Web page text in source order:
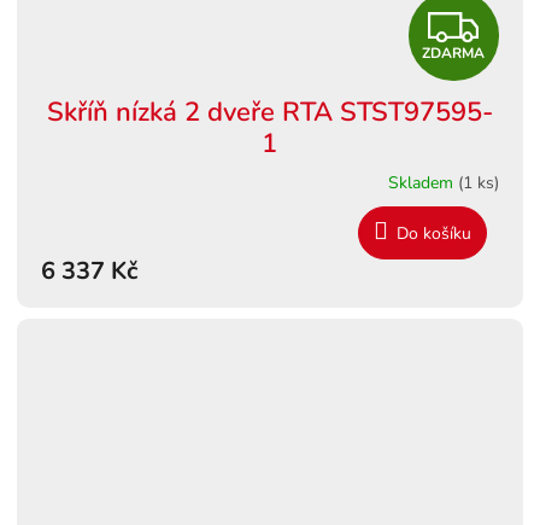
Z
D
A
R
M
ZDARMA
Skříň nízká 2 dveře RTA STST97595-
1
Skladem (1 ks)
6 337 Kč
Do košíku